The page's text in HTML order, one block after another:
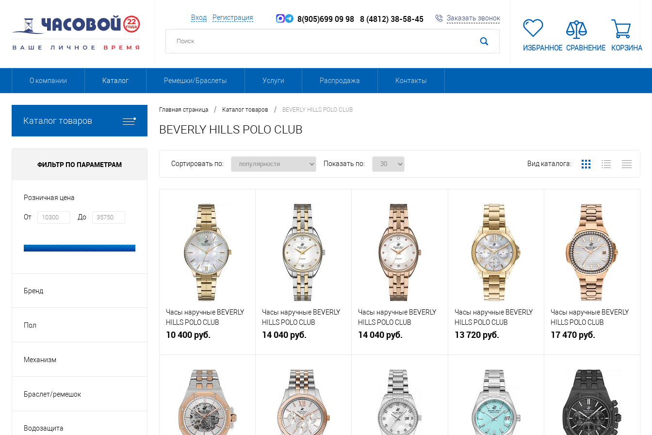
Вход Регистрация 8(905)699 09 98 8 (4812) 38-58-45 Заказать звонок
ИЗБРАННОЕ СРАВНЕНИЕ КОРЗИНА
О компании Каталог Ремешки/Браслеты Услуги Распродажа Контакты
Каталог товаров
ФИЛЬТР ПО ПАРАМЕТРАМ
Розничная цена
От До
Бренд
Пол
Механизм
Браслет/ремешок
Водозащита
Главная страница / Каталог товаров / BEVERLY HILLS POLO CLUB
BEVERLY HILLS POLO CLUB
Сортировать по: Показать по: Вид каталога:
Часы наручные BEVERLY
HILLS POLO CLUB
BP3230X.120
10 400 руб.
В корзину
Купить в 1
К
сравнению
В избранное
В
Часы наручные BEVERLY
HILLS POLO CLUB
BP3270X.220
14 040 руб.
В корзину
Купить в 1
К
сравнению
В избранное
В
Часы наручные BEVERLY
HILLS POLO CLUB
BP3270X.420
14 040 руб.
В корзину
Купить в 1
сравнению
В избранное
В
Часы наручные BEVERLY
HILLS POLO CLUB
BP3313X.120
13 720 руб.
В корзину
Купить в 1
К
сравнению
В избранное
В
Часы наручные BEVERLY
HILLS POLO CLUB
BP3320X.430
17 470 руб.
В корзину
Купить в 1
клик
К
сравнению
В избранное
В